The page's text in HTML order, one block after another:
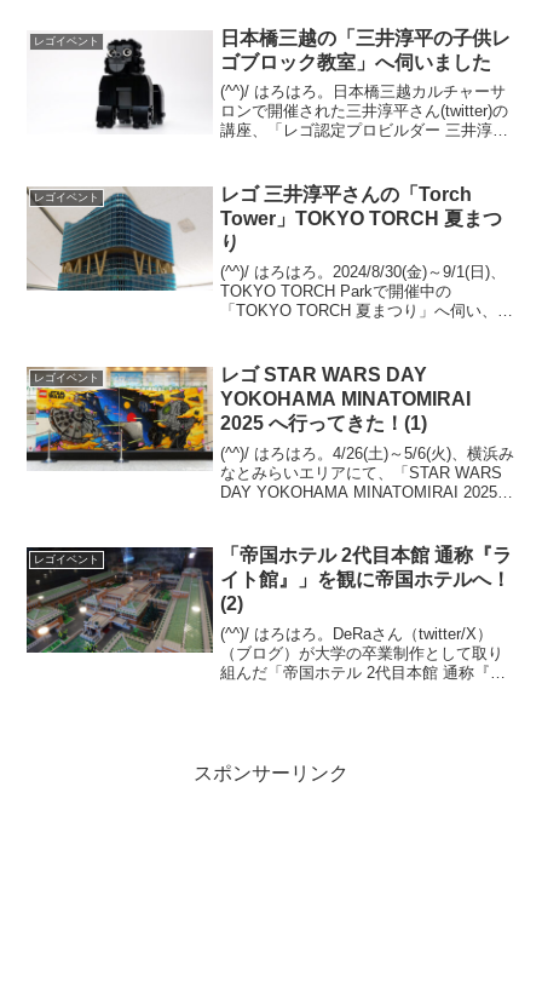
レゴイベント
日本橋三越の「三井淳平の子供レ
ゴブロック教室」へ伺いました
(^^)/ はろはろ。日本橋三越カルチャーサ
ロンで開催された三井淳平さん(twitter)の
講座、「レゴ認定プロビルダー 三井淳平
組む時に気にするとよいポイント３点。
(1...
レゴイベント
レゴ 三井淳平さんの「Torch
Tower」TOKYO TORCH 夏まつ
り
(^^)/ はろはろ。2024/8/30(金)～9/1(日)、
TOKYO TORCH Parkで開催中の
「TOKYO TORCH 夏まつり」へ伺い、三
レゴイベント
レゴ STAR WARS DAY
YOKOHAMA MINATOMIRAI
2025 へ行ってきた！(1)
(^^)/ はろはろ。4/26(土)～5/6(火)、横浜み
なとみらいエリアにて、「STAR WARS
DAY YOKOHAMA MINATOMIRAI 2025」
で、...
レゴイベント
「帝国ホテル 2代目本館 通称『ラ
イト館』」を観に帝国ホテルへ！
(2)
(^^)/ はろはろ。DeRaさん（twitter/X）
（ブログ）が大学の卒業制作として取り
組んだ「帝国ホテル 2代目本館 通称『ラ
スポンサーリンク